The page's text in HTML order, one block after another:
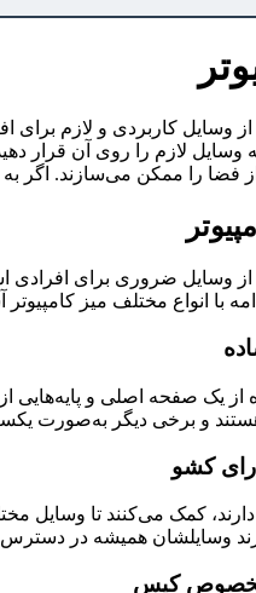
از وسایل کاربردی و لازم
وسایل لازم را روی آن قرار
از فضا را ممکن می‌سازند.
از وسایل ضروری برای افرادی
با انواع مختلف میز
از یک صفحه اصلی و
و برخی دیگر به‌صورت
کشو
کمک می‌کنند تا وسایل
وسایلشان همیشه در
مخصوص کیس